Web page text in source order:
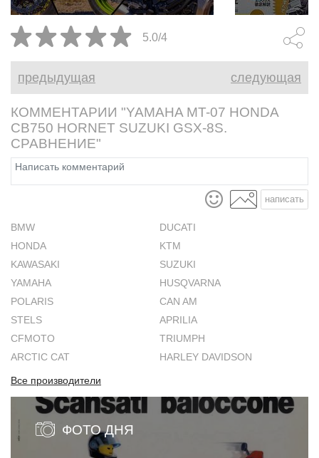
Honda CB650R, чуть не забыл
о ней! Тестирование,
технические характеристики и
цены.
5.0/4
предыдущая следующая
КОММЕНТАРИИ "YAMAHA MT-07 HONDA
CB750 HORNET SUZUKI GSX-8S.
СРАВНЕНИЕ"
написать
BMW
DUCATI
HONDA
KTM
KAWASAKI
SUZUKI
YAMAHA
HUSQVARNA
POLARIS
CAN AM
STELS
APRILIA
CFMOTO
TRIUMPH
ARCTIC CAT
HARLEY DAVIDSON
Все производители
ФОТО ДНЯ